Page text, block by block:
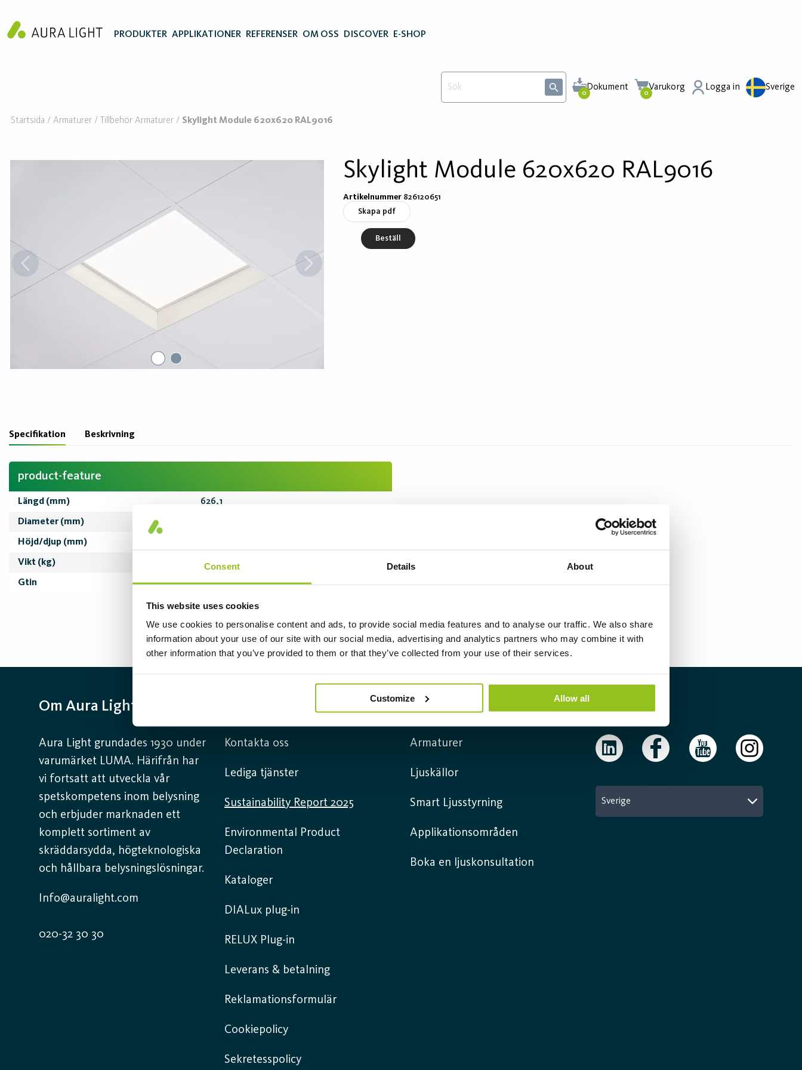
Consent Details About
This website uses cookies
We use cookies to personalise content and ads, to provide social media features and to analyse our traffic. We also share
information about your use of our site with our social media, advertising and analytics partners who may combine it with
other information that you’ve provided to them or that they’ve collected from your use of their services.
Customize Allow all
PRODUKTER APPLIKATIONER REFERENSER OM OSS DISCOVER E-SHOP
0
Dokument
0
Varukorg Logga in Sverige
Startsida Armaturer Tillbehör Armaturer Skylight Module 620x620 RAL9016
Skylight Module 620x620 RAL9016
Artikelnummer 826120651
Skapa pdf
Beställ
Specifikation Beskrivning
product-feature
Längd (mm) 626,1
Diameter (mm)
Höjd/djup (mm)
Vikt (kg) 2,50
Gtin 7333160046179
Om Aura Light
Aura Light grundades 1930 under
varumärket LUMA. Härifrån har
vi fortsatt att utveckla vår
spetskompetens inom belysning
och erbjuder marknaden ett
komplett sortiment av
skräddarsydda, högteknologiska
och hållbara belysningslösningar.
Info@auralight.com
020-32 30 30
Kontakta oss
Lediga tjänster
Sustainability Report 2025
Environmental Product
Declaration
Kataloger
DIALux plug-in
RELUX Plug-in
Leverans & betalning
Reklamationsformulär
Cookiepolicy
Sekretesspolicy
Produkter
Armaturer
Ljuskällor
Smart Ljusstyrning
Applikationsområden
Boka en ljuskonsultation
Sverige